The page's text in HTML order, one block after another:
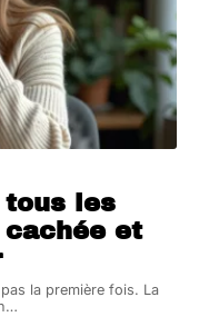
tous les
et
la première fois. La
…